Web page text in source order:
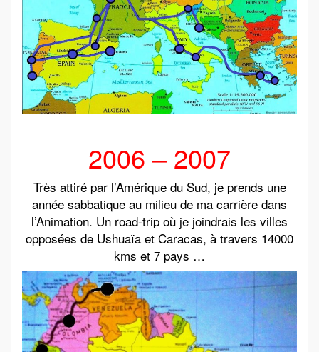
2006 – 2007
Très attiré par l’Amérique du Sud, je prends une
année sabbatique au milieu de ma carrière dans
l’Animation. Un road-trip où je joindrais les villes
opposées de Ushuaïa et Caracas, à travers 14000
kms et 7 pays …